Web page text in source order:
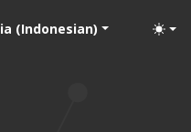
(Indonesian)